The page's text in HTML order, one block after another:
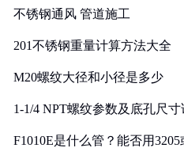
不锈钢通风 管道施工
201不锈钢重量计算方法大全
M20螺纹大径和小径是多少
1-1/4 NPT螺纹参数及底孔尺寸
F1010E是什么管？能否用3205